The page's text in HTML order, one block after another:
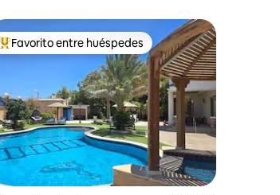
Favorito entre huéspedes preferido
Favorito entre huéspedes